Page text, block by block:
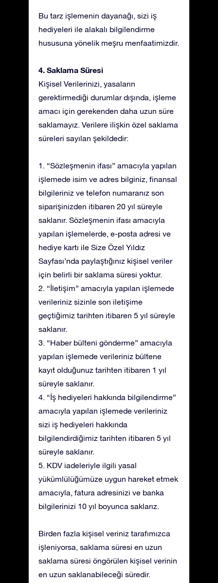
Bu tarz işlemenin dayanağı, sizi iş
hediyeleri ile alakalı bilgilendirme
hususuna yönelik meşru menfaatimizdir.
4. Saklama Süresi
Kişisel Verilerinizi, yasaların
gerektirmediği durumlar dışında, işleme
amacı için gerekenden daha uzun süre
saklamayız. Verilere ilişkin özel saklama
süreleri sayılan şekildedir:
1. “Sözleşmenin ifası” amacıyla yapılan
işlemede isim ve adres bilginiz, finansal
bilgileriniz ve telefon numaranız son
siparişinizden itibaren 20 yıl süreyle
saklanır. Sözleşmenin ifası amacıyla
yapılan işlemelerde, e-posta adresi ve
hediye kartı ile Size Özel Yıldız
Sayfası’nda paylaştığınız kişisel veriler
için belirli bir saklama süresi yoktur.
2. “İletişim” amacıyla yapılan işlemede
verileriniz sizinle son iletişime
geçtiğimiz tarihten itibaren 5 yıl süreyle
saklanır.
3. “Haber bülteni gönderme” amacıyla
yapılan işlemede verileriniz bültene
kayıt olduğunuz tarihten itibaren 1 yıl
süreyle saklanır.
4. “İş hediyeleri hakkında bilgilendirme”
amacıyla yapılan işlemede verileriniz
sizi iş hediyeleri hakkında
bilgilendirdiğimiz tarihten itibaren 5 yıl
süreyle saklanır.
5. KDV iadeleriyle ilgili yasal
yükümlülüğümüze uygun hareket etmek
amacıyla, fatura adresinizi ve banka
bilgilerinizi 10 yıl boyunca saklarız.
Birden fazla kişisel veriniz tarafımızca
işleniyorsa, saklama süresi en uzun
saklama süresi öngörülen kişisel verinin
en uzun saklanabileceği süredir.